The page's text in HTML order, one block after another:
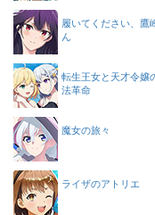
履いてください、鷹
ん
転生王女と天才令嬢
法革命
魔女の旅々
ライザのアトリエ